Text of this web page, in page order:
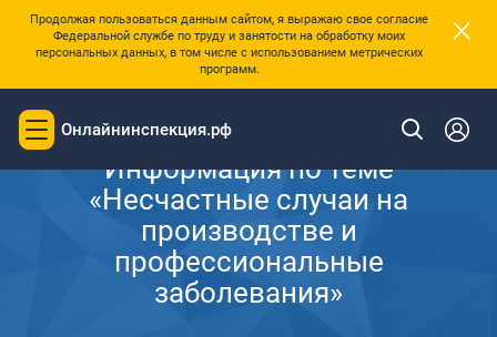
Продолжая пользоваться данным сайтом, я выражаю свое согласие
Федеральной службе по труду и занятости на обработку моих
персональных данных, в том числе с использованием метрических
программ.
×
Toggle
navigation
Онлайнинспекция.рф
Главная
Информация по теме
«Несчастные случаи на
производстве и
профессиональные
заболевания»